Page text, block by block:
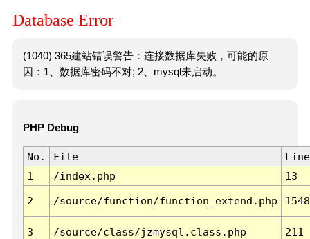
Database Error
(1040) 365建站错误警告：连接数据库失败，可能的原
因：1、数据库密码不对; 2、mysql未启动。
PHP Debug
No. File
Line
1
/index.php 13
2 /source/function/function_extend.php 1548
3 /source/class/jzmysql.class.php 211